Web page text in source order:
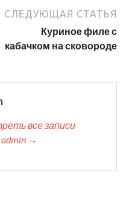
СЛЕДУЮЩАЯ СТАТЬЯ
Куриное филе с
кабачком на сковороде
все записи
→